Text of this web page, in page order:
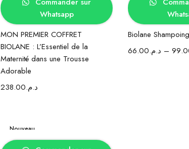
Whatsapp
MON PREMIER COFFRET
BIOLANE : L’Essentiel de la
Maternité dans une Trousse
Adorable
د.م.238.00
Biolane
د.م.66.00 –
Nouveau
Ajouter au panier